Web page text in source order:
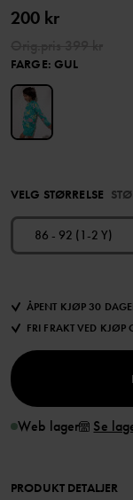
200 kr
FARGE: GUL
VELG STØRRELSE
86 - 92 (1-2 Y)
ÅPENT KJØP 30
FRI FRAKT VED KJØP
Web lager Se
PRODUKT DETALJER